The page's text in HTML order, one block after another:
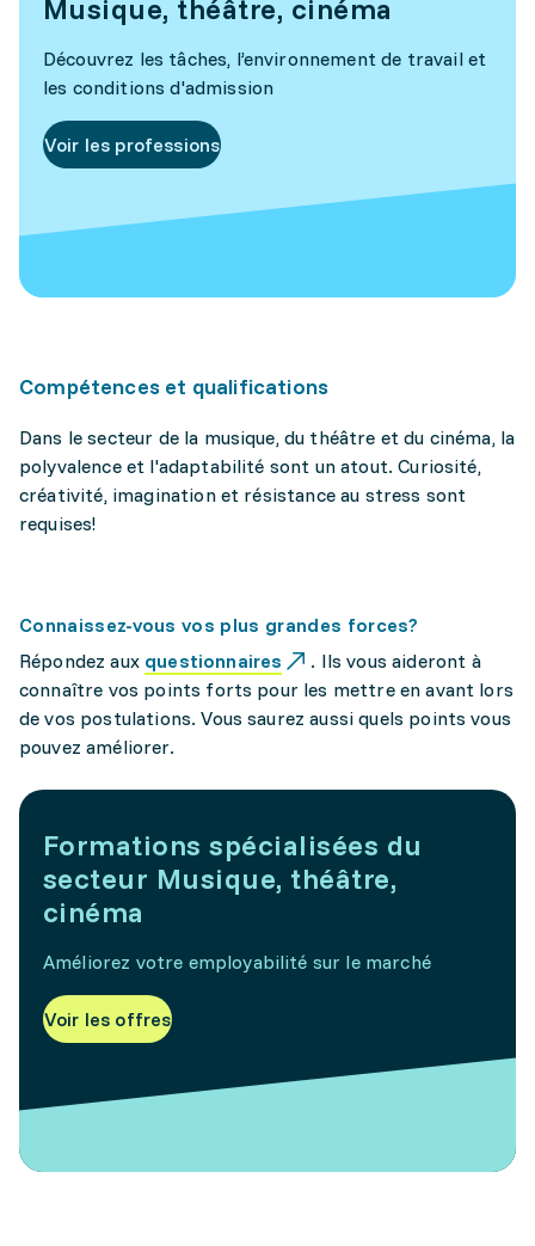
Musique, théâtre, cinéma
Découvrez les tâches, l’environnement de travail et
les conditions d'admission
Voir les professions
Compétences et qualifications
Dans le secteur de la musique, du théâtre et du cinéma, la
polyvalence et l'adaptabilité sont un atout. Curiosité,
créativité, imagination et résistance au stress sont
requises!
Connaissez-vous vos plus grandes forces?
Répondez aux questionnaires
. Ils vous aideront à
connaître vos points forts pour les mettre en avant lors
de vos postulations. Vous saurez aussi quels points vous
pouvez améliorer.
Formations spécialisées du
secteur Musique, théâtre,
cinéma
Améliorez votre employabilité sur le marché
Voir les offres